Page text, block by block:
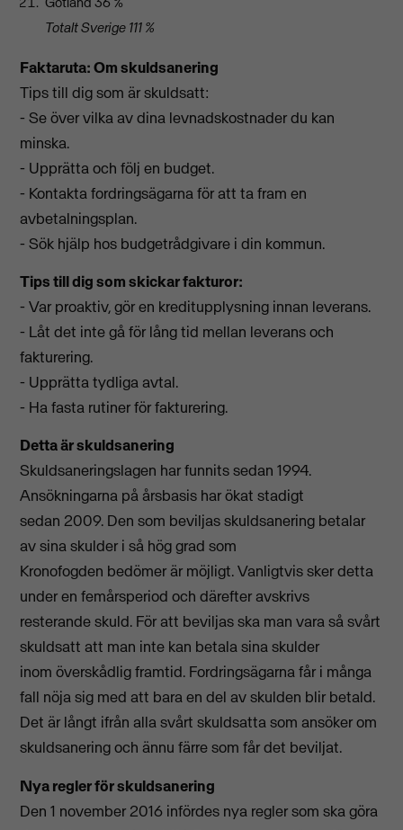
Totalt Sverige 111 %
Faktaruta: Om skuldsanering
Tips till dig som är skuldsatt:
- Se över vilka av dina levnadskostnader du kan
minska.
- Upprätta och följ en budget.
- Kontakta fordringsägarna för att ta fram en
avbetalningsplan.
- Sök hjälp hos budgetrådgivare i din kommun.
Tips till dig som skickar fakturor:
- Var proaktiv, gör en kreditupplysning innan leverans.
- Låt det inte gå för lång tid mellan leverans och
fakturering.
- Upprätta tydliga avtal.
- Ha fasta rutiner för fakturering.
Detta är skuldsanering
Skuldsaneringslagen har funnits sedan 1994.
Ansökningarna på årsbasis har ökat stadigt
sedan 2009. Den som beviljas skuldsanering betalar
av sina skulder i så hög grad som
Kronofogden bedömer är möjligt. Vanligtvis sker detta
under en femårsperiod och därefter avskrivs
resterande skuld. För att beviljas ska man vara så svårt
skuldsatt att man inte kan betala sina skulder
inom överskådlig framtid. Fordringsägarna får i många
fall nöja sig med att bara en del av skulden blir betald.
Det är långt ifrån alla svårt skuldsatta som ansöker om
skuldsanering och ännu färre som får det beviljat.
Nya regler för skuldsanering
Den 1 november 2016 infördes nya regler som ska göra